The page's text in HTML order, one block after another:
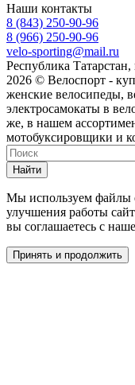
Наши контакты
8 (843) 250-90-96
8 (966) 250-90-96
velo-sporting@mail.ru
Республика
2026 © Велоспорт -
женские велосипеды,
электросамокаты в
же, в нашем
мотобуксировщики и
Найти
Мы используем файлы
улучшения работы
вы соглашаетесь с
Принять и продолжить